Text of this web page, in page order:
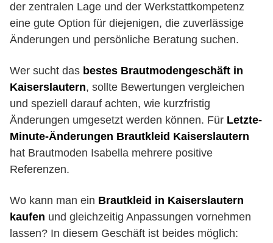
der zentralen Lage und der Werkstattkompetenz
eine gute Option für diejenigen, die zuverlässige
Änderungen und persönliche Beratung suchen.
Wer sucht das bestes Brautmodengeschäft in
Kaiserslautern, sollte Bewertungen vergleichen
und speziell darauf achten, wie kurzfristig
Änderungen umgesetzt werden können. Für Letzte-
Minute-Änderungen Brautkleid Kaiserslautern
hat Brautmoden Isabella mehrere positive
Referenzen.
Wo kann man ein Brautkleid in Kaiserslautern
kaufen und gleichzeitig Anpassungen vornehmen
lassen? In diesem Geschäft ist beides möglich: